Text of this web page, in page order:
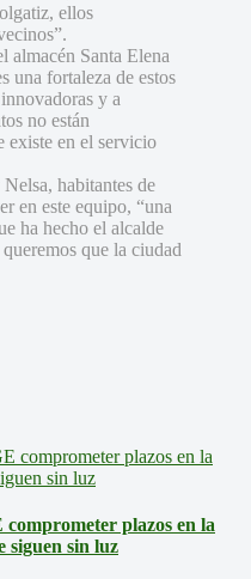
ellos
almacén Santa Elena
una fortaleza de estos
y a
no están
existe en el servicio
habitantes de
en este equipo, “una
ha hecho el alcalde
que la ciudad
comprometer plazos en la
siguen sin luz